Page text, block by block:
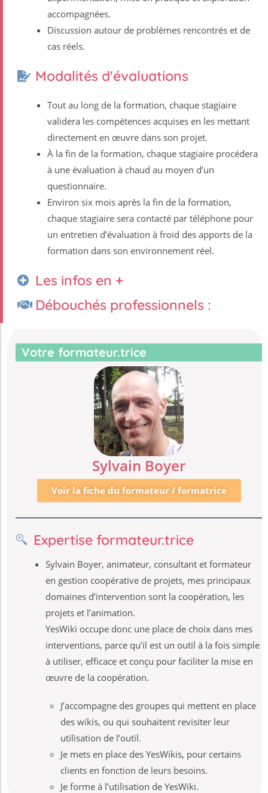
accompagnées.
Discussion autour de problèmes rencontrés et de
cas réels.
Modalités d'évaluations
Tout au long de la formation, chaque stagiaire
validera les compétences acquises en les mettant
directement en œuvre dans son projet.
À la fin de la formation, chaque stagiaire procédera
à une évaluation à chaud au moyen d’un
questionnaire.
Environ six mois après la fin de la formation,
chaque stagiaire sera contacté par téléphone pour
un entretien d’évaluation à froid des apports de la
formation dans son environnement réel.
Les infos en +
Débouchés professionnels :
Votre formateur.trice
Sylvain Boyer
Voir la fiche du formateur / formatrice
Expertise formateur.trice
Sylvain Boyer, animateur, consultant et formateur
en gestion coopérative de projets, mes principaux
domaines dʼintervention sont la coopération, les
projets et l’animation.
YesWiki occupe donc une place de choix dans mes
interventions, parce quʼil est un outil à la fois simple
à utiliser, efficace et conçu pour faciliter la mise en
œuvre de la coopération.
Jʼaccompagne des groupes qui mettent en place
des wikis, ou qui souhaitent revisiter leur
utilisation de lʼoutil.
Je mets en place des YesWikis, pour certains
clients en fonction de leurs besoins.
Je forme à lʼutilisation de YesWiki.